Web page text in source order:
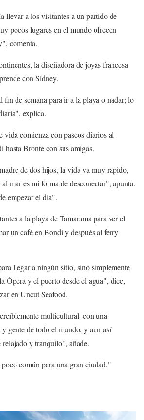
llevar a los visitantes a un partido de
pocos lugares en el mundo ofrecen
comenta.
la diseñadora de joyas francesa
con Sídney.
fin de semana para ir a la playa o nadar; lo
explica.
vida comienza con paseos diarios al
hasta Bronte con sus amigas.
de dos hijos, la vida va muy rápido,
mar es mi forma de desconectar", apunta.
empezar el día".
a la playa de Tamarama para ver el
un café en Bondi y después al ferry
llegar a ningún sitio, sino simplemente
Ópera y el puerto desde el agua", dice,
en Uncut Seafood.
multicultural, con una
gente de todo el mundo, y aun así
relajado y tranquilo", añade.
común para una gran ciudad."